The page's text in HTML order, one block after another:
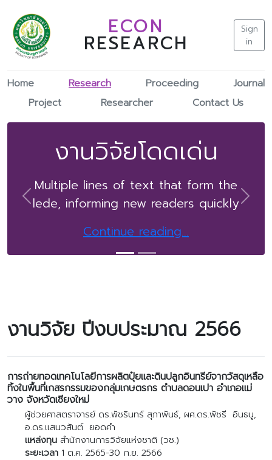
ECON
RESEARCH
Sign
in
Home Research Proceeding
Journal
Project
Researcher Contact Us
งานวิจัยโดดเด่น
Multiple lines of text that form the
lede, informing new readers quickly
Continue reading...
Previous Next
งานวิจัย ปีงบประมาณ 2566
การถ่ายทอดเทคโนโลยีการผลิตปุ๋ยและดินปลูกอินทรีย์จากวัสดุเหลือ
ทิ้งในพื้นที่เกสรกรรมของกลุ่มเกษตรกร ตำบลดอนเปา อำเภอแม่
วาง จังหวัดเชียงใหม่
ผู้ช่วยศาสตราจารย์ ดร.พัชรินทร์ สุภาพันธ์, ผศ.ดร.พัชรี อินธนู,
อ.ดร.แสนวสันต์ ยอดคำ
แหล่งทุนสำนักงานการวิจัยแห่งชาติ (วช.)
ระยะเวลา1 ต.ค. 2565-30 ก.ย. 2566